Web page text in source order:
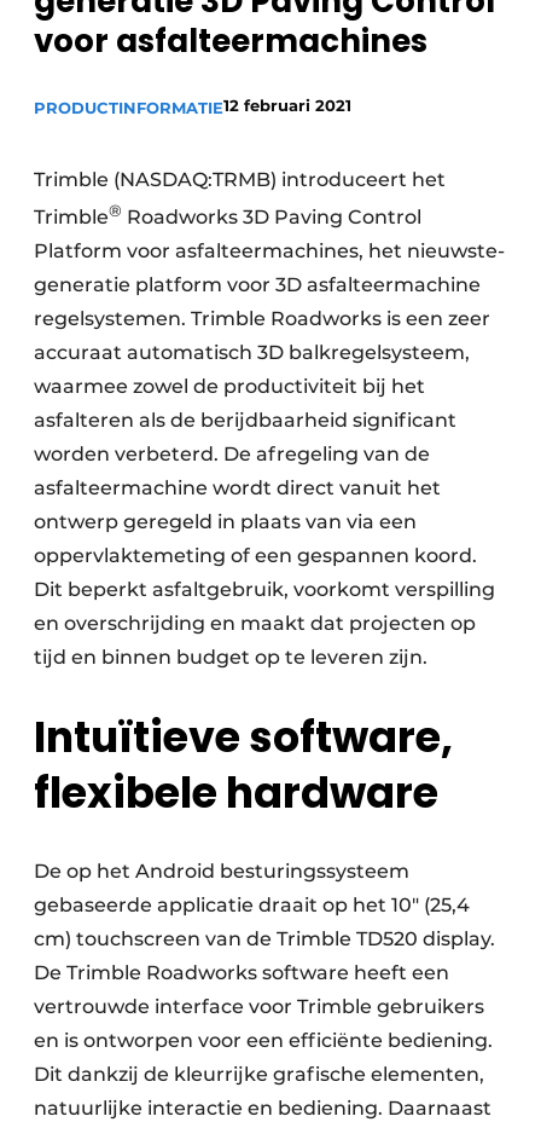
Privacy / Cookie statement
Vacature aanmelden
voor asfalteermachines
PRODUCTINFORMATIE12 februari 2021
Trimble (NASDAQ:TRMB) introduceert het
Trimble® Roadworks 3D Paving Control
Platform voor asfalteermachines, het nieuwste-
generatie platform voor 3D asfalteermachine
regelsystemen. Trimble Roadworks is een zeer
accuraat automatisch 3D balkregelsysteem,
waarmee zowel de productiviteit bij het
asfalteren als de berijdbaarheid significant
worden verbeterd. De afregeling van de
asfalteermachine wordt direct vanuit het
ontwerp geregeld in plaats van via een
oppervlaktemeting of een gespannen koord.
Dit beperkt asfaltgebruik, voorkomt verspilling
en overschrijding en maakt dat projecten op
tijd en binnen budget op te leveren zijn.
Intuïtieve software,
flexibele hardware
De op het Android besturingssysteem
gebaseerde applicatie draait op het 10″ (25,4
cm) touchscreen van de Trimble TD520 display.
De Trimble Roadworks software heeft een
vertrouwde interface voor Trimble gebruikers
en is ontworpen voor een efficiënte bediening.
Dit dankzij de kleurrijke grafische elementen,
natuurlijke interactie en bediening. Daarnaast